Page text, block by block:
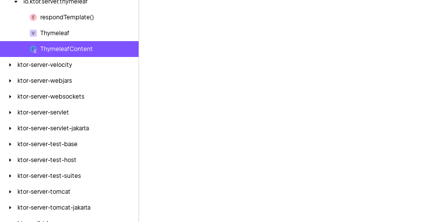
io. ktor.server.thymeleaf
respondTemplate()
Thymeleaf
ThymeleafContent
ktor-server-velocity
ktor-server-webjars
ktor-server-websockets
ktor-server-servlet
ktor-server-servlet-jakarta
ktor-server-test-base
ktor-server-test-host
ktor-server-test-suites
ktor-server-tomcat
ktor-server-tomcat-jakarta